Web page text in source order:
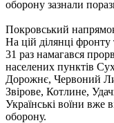
оборону зазнали
Покровський
На цій ділянці
31 раз намагався
населених пунктів
Дорожнє, Червоний
Звірове, Котлине,
Українські воїни вже
оборону.